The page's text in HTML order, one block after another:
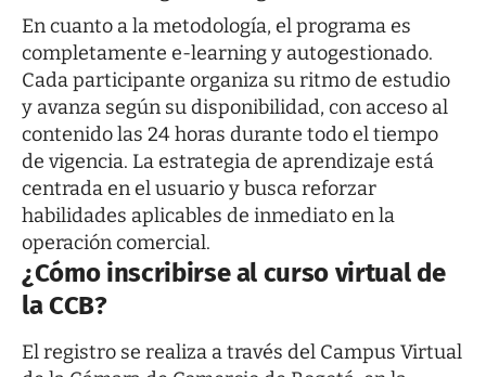
En cuanto a la metodología, el programa es
completamente e-learning y autogestionado.
Cada participante organiza su ritmo de estudio
y avanza según su disponibilidad, con acceso al
contenido las 24 horas durante todo el tiempo
de vigencia. La estrategia de aprendizaje está
centrada en el usuario y busca reforzar
habilidades aplicables de inmediato en la
operación comercial.
¿Cómo inscribirse al curso virtual de
la CCB?
El registro se realiza a través del Campus Virtual